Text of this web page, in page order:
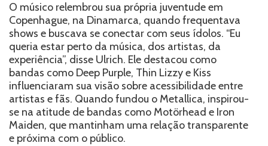
O músico relembrou sua própria juventude em
Copenhague, na Dinamarca, quando frequentava
shows e buscava se conectar com seus ídolos. “Eu
queria estar perto da música, dos artistas, da
experiência”, disse Ulrich. Ele destacou como
bandas como Deep Purple, Thin Lizzy e Kiss
influenciaram sua visão sobre acessibilidade entre
artistas e fãs. Quando fundou o Metallica, inspirou-
se na atitude de bandas como Motörhead e Iron
Maiden, que mantinham uma relação transparente
e próxima com o público.